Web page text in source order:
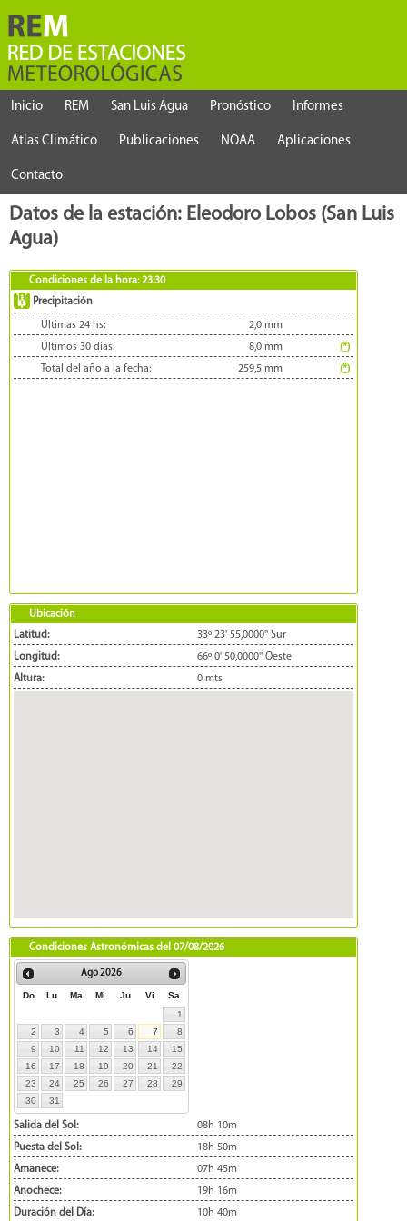
Inicio REM San Luis Agua Pronóstico Informes
Atlas Climático Publicaciones NOAA Aplicaciones
Contacto
Datos de la estación: Eleodoro Lobos (San Luis
Agua)
Condiciones de la hora:23:30
Precipitación
Últimas 24 hs: 2,0 mm
Últimos 30 días:
8,0 mm
(*)
Total del año a la fecha:
259,5 mm (*)
Ubicación
Latitud:
33º 23' 55,0000'' Sur
Longitud:
66º 0' 50,0000'' Oeste
Altura:
0 mts
Condiciones Astronómicas del 07/08/2026
Ago2026
Do Lu Ma Mi Ju Vi
Sa
1
2
3 4 5 6 7
8
9
10 11 12 13 14
15
16
17 18 19 20 21
22
23
24 25 26 27 28
29
30
31
Salida del Sol:
08h 10m
Puesta del Sol:
18h 50m
Amanece:
07h 45m
Anochece:
19h 16m
Duración del Día:
10h 40m